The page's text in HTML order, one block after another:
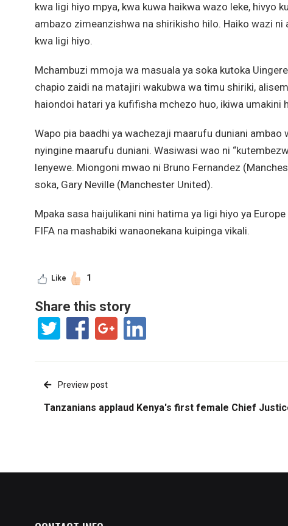
kwa ligi hiyo mpya, kwa kuwa haikwa wazo leke, hivyo
ambazo zimeanzishwa na shirikisho hilo. Haiko wazi
kwa ligi hiyo.
Mchambuzi mmoja wa masuala ya soka kutoka
chapio zaidi na matajiri wakubwa wa timu shiriki,
haiondoi hatari ya kufifisha mchezo huo, ikiwa
Wapo pia baadhi ya wachezaji maarufu duniani
nyingine maarufu duniani. Wasiwasi wao ni
lenyewe. Miongoni mwao ni Bruno Fernandez
soka, Gary Neville (Manchester United).
Mpaka sasa haijulikani nini hatima ya ligi hiyo ya
FIFA na mashabiki wanaonekana kuipinga vikali.
Like 1
Share this story
Preview post
Tanzanians applaud Kenya's first female Chief